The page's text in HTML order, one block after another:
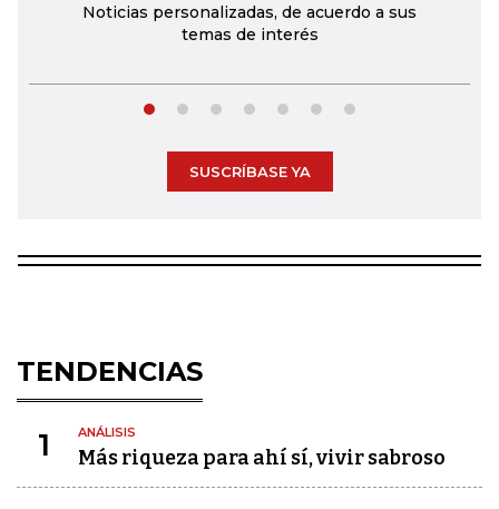
Noticias personalizadas, de acuerdo a sus
temas de interés
SUSCRÍBASE YA
TENDENCIAS
1 ANÁLISIS
Más riqueza para ahí sí, vivir sabroso